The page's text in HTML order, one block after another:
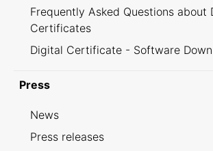
Frequently Asked Questions about
Certificates
Digital Certificate - Software
Press
News
Press releases